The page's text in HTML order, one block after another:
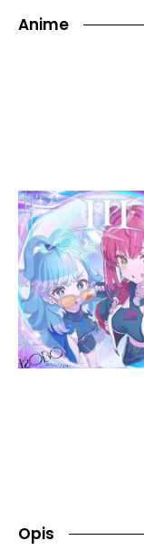
Anime
Opis